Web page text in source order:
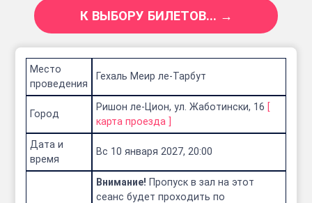
К ВЫБОРУ БИЛЕТОВ... →
Место
проведения
Гехаль Меир ле-Тарбут
Город
Ришон ле-Цион, ул. Жаботински, 16 [
карта проезда
Дата и
время
Вс 10 января 2027, 20:00
Внимание! Пропуск в зал на этот
сеанс будет проходить по